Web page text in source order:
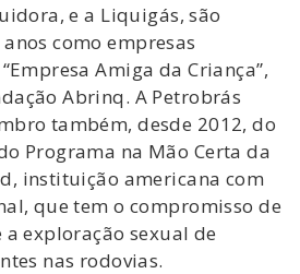
e a Liquigás, são
como empresas
Amiga da Criança”,
Abrinq. A Petrobrás
também, desde 2012, do
Programa na Mão Certa da
instituição americana com
que tem o compromisso de
exploração sexual de
nas rodovias.